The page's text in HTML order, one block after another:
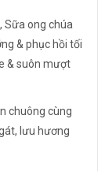
ong chúa
& phục hồi tối
& suôn mượt
chuông cùng
lưu hương